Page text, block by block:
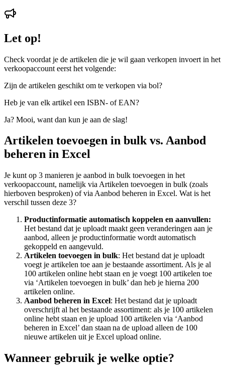
Let op!
Check voordat je de artikelen die je wil gaan verkopen invoert in het
verkoopaccount eerst het volgende:
Zijn de artikelen geschikt om te verkopen via bol?
Heb je van elk artikel een ISBN- of EAN?
Ja? Mooi, want dan kun je aan de slag!
Artikelen toevoegen in bulk vs. Aanbod
beheren in Excel
Je kunt op 3 manieren je aanbod in bulk toevoegen in het
verkoopaccount, namelijk via Artikelen toevoegen in bulk (zoals
hierboven besproken) of via Aanbod beheren in Excel. Wat is het
verschil tussen deze 3?
Productinformatie automatisch koppelen en aanvullen:
Het bestand dat je uploadt maakt geen veranderingen aan je
aanbod, alleen je productinformatie wordt automatisch
gekoppeld en aangevuld.
Artikelen toevoegen in bulk: Het bestand dat je uploadt
voegt je artikelen toe aan je bestaande assortiment. Als je al
100 artikelen online hebt staan en je voegt 100 artikelen toe
via ‘Artikelen toevoegen in bulk’ dan heb je hierna 200
artikelen online.
Aanbod beheren in Excel: Het bestand dat je uploadt
overschrijft al het bestaande assortiment: als je 100 artikelen
online hebt staan en je upload 100 artikelen via ‘Aanbod
beheren in Excel’ dan staan na de upload alleen de 100
nieuwe artikelen uit je Excel upload online.
Wanneer gebruik je welke optie?